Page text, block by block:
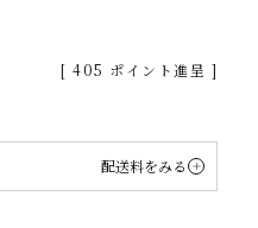
[ 405 ポイント進呈 ]
配送料をみる